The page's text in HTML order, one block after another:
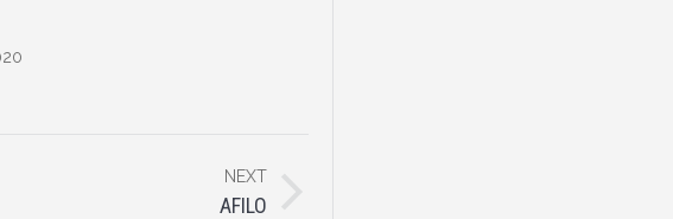
NEXT
AFILO